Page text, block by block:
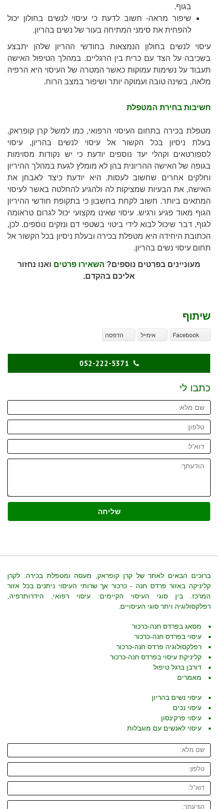
בגוף.
שיפור מראה- חשוב לדעת כי עיסוי לנשים בחולון יכול
להפחית את סימני המתיחה בעור של נשים בהריון.
עיסוי לנשים בחולון הנמצאות בחודשי ההריון שלהן יתבצע
בשכיבה על הצד עם כרית בין הרגליים. במהלך הטיפול האישה
תעבוד על נשימות עמוקות כאשר המטרה של העיסוי היא הרפיה
מלאה, בשינה טובה ועמוקה יותר ושיפור במצב הרוח.
חשיבות בחירת המטפלת
מטפלת בכירה בתחום העיסוי הרפואי, כמו למשל קרן קופראק,
בעלת ניסיון בכל הקשור אל עיסוי לנשים בהריון, עיסוי
לספורטאים וקהלי יעד נוספים יודעת כי יש נקודות מסוימות
בגופה של האישה ההריונית בהן לא מומלץ לגעת במהלך ההיריון
וחלקים אחרים שחשוב לעסות. היא יודעת כיצד לאבחן את
האישה, את הבעיות שמציקות לה ולהגיע להחלטה באשר לעיסוי
המתאים ביותר. חשוב לקחת בחשבון כי בתקופת חודשי ההיריון
הגוף מאוד פגיע ורגיש. עיסוי שאינו מקצועי יכול לגרום טראומה
לגוף, דבר שיכול לבוא לידי ביטוי בשטפי דם ונזקים נוספים. לכן,
הכתובת היחידה היא מטפלת בכירה ובעלת ניסיון בכל הקשור אל
תחום עיסוי נשים בהריון.
מעוניינים בפרטים נוספים? השאירו פרטים ואנו נחזור
אליכם בהקדם.
שיתוף
Facebook אימייל הדפסה
052-222-5371
כתבו לי
שליחה
ברוכים הבאים לאתר של קרן קופראק, מעסה ומטפלת בכירה. לקרן
קליניקה באזור פרדס חנה - כרכור אך שרותי העיסוי ניתנים בכל אזור
המרכז. בין סוגי העיסוי הקיימים: עיסוי רפואי, הידרותרפיה,
רפלקסולוגיה ויתר סוגי העיסויים.
מסאג בפרדס חנה-כרכור
עיסוי בפרדס חנה-כרכור
רפלקסולוגיה פרדס חנה-כרכור
קליניקת עיסוי בפרדס חנה-כרכור
דורבן ברגל טיפול
מאמרים
עיסוי נשים בהריון
עיסוי נכים
עיסוי פרקינסון
עיסוי לאנשים עם מוגבלות